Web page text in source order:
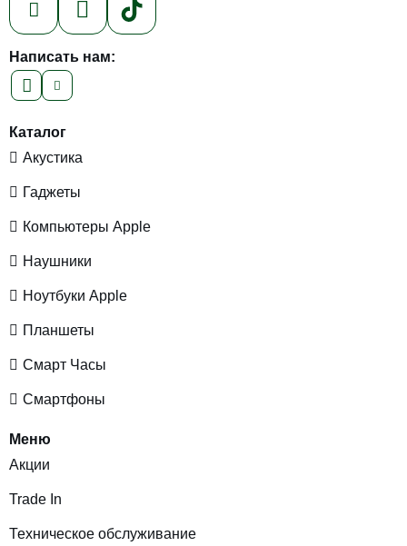
Написать нам:
Каталог
Акустика
Гаджеты
Компьютеры Apple
Наушники
Ноутбуки Apple
Планшеты
Смарт Часы
Смартфоны
Меню
Акции
Trade In
Техническое обслуживание